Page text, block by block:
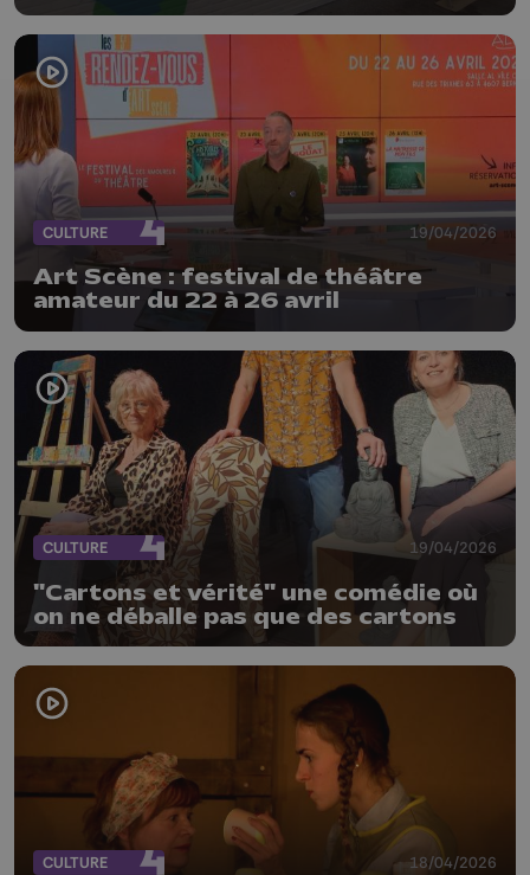
CULTURE 19/04/2026
Art Scène : festival de théâtre
amateur du 22 à 26 avril
CULTURE 19/04/2026
"Cartons et vérité" une comédie où
on ne déballe pas que des cartons
CULTURE 18/04/2026